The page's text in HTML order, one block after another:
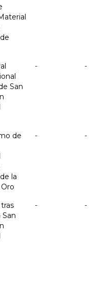
San
- -
de
la
- -
- -